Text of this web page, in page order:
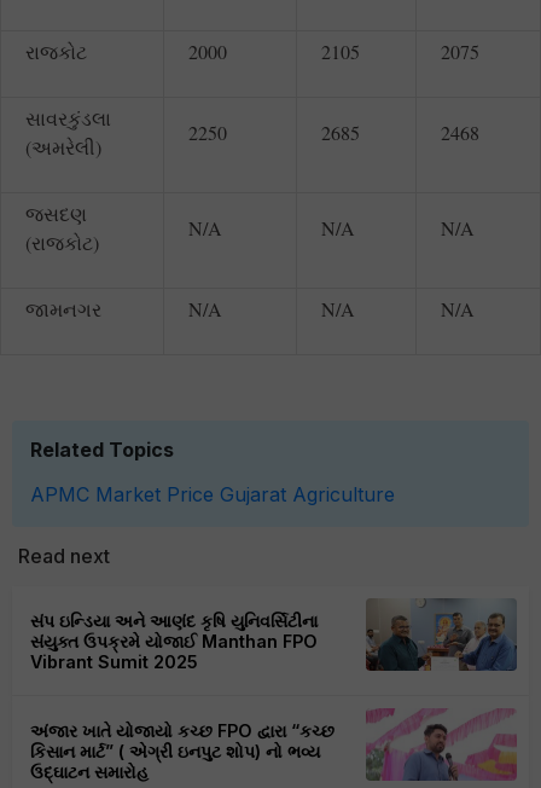
રાજકોટ 2000 2105 2075
સાવરકુંડલા
(અમરેલી)
2250 2685 2468
જસદણ
(રાજકોટ)
N/A N/A N/A
જામનગર N/A N/A N/A
Related Topics
APMC Market Price Gujarat Agriculture
Read next
સંપ ઇન્ડિયા અને આણંદ કૃષિ યુનિવર્સિટીના
સંયુક્ત ઉપક્રમે યોજાઈ Manthan FPO
Vibrant Sumit 2025
અંજાર ખાતે યોજાયો કચ્છ FPO દ્વારા “કચ્છ
કિસાન માર્ટ” ( એગ્રી ઇનપુટ શોપ) નો ભવ્ય
ઉદ્ઘાટન સમારોહ